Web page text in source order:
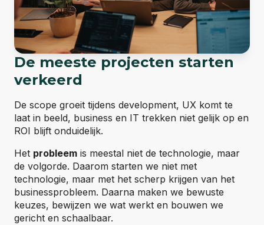
De meeste projecten starten
verkeerd
De scope groeit tijdens development, UX komt te
laat in beeld, business en IT trekken niet gelijk op en
ROI blijft onduidelijk.
Het probleem is meestal niet de technologie, maar
de volgorde. Daarom starten we niet met
technologie, maar met het scherp krijgen van het
businessprobleem. Daarna maken we bewuste
keuzes, bewijzen we wat werkt en bouwen we
gericht en schaalbaar.